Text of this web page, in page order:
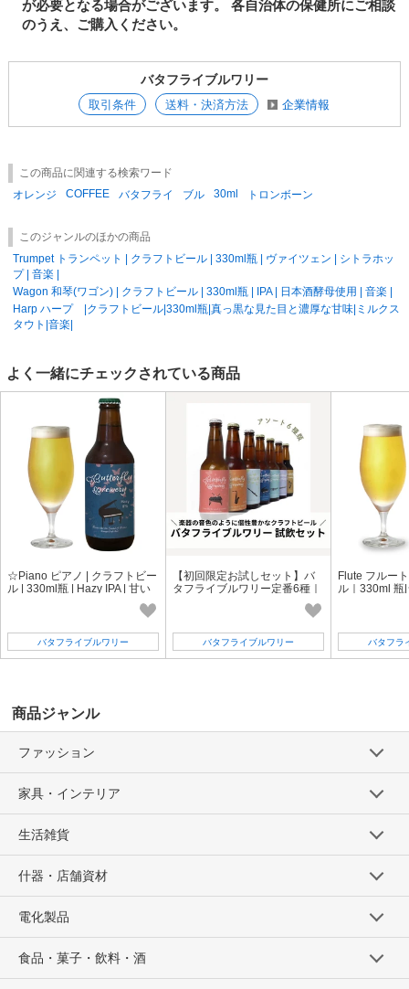
が必要となる場合がございます。
各自治体の保健所にご相談
のうえ、ご購入ください。
バタフライブルワリー
取引条件 送料・決済方法 企業情報
この商品に関連する検索ワード
オレンジ
COFFEE バタフライ ブル 30ml トロンボーン
このジャンルのほかの商品
Trumpet トランペット | クラフトビール | 330ml瓶 | ヴァイツェン | シトラホッ
プ | 音楽 |
Wagon 和琴(ワゴン) | クラフトビール | 330ml瓶 | IPA | 日本酒酵母使用 | 音楽 |
Harp ハープ |クラフトビール|330ml瓶|真っ黒な見た目と濃厚な甘味|ミルクス
タウト|音楽|
よく一緒にチェックされている商品
☆Piano ピアノ | クラフトビー
ル | 330ml瓶 | Hazy IPA | 甘い
香り | ドライでしっかりとした
バタフライブルワリー
【初回限定お試しセット】バ
タフライブルワリー定番6種｜
バタフライブルワリー
Flute フルー
ル｜330ml 瓶
バタフラ
商品ジャンル
ファッション
家具・インテリア
生活雑貨
什器・店舗資材
電化製品
食品・菓子・飲料・酒